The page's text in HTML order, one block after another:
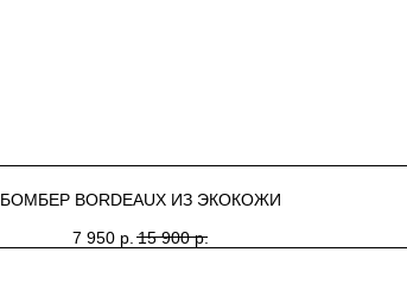
БОМБЕР BORDEAUX ИЗ ЭКОКОЖИ
7 950 р. 15 900 р.